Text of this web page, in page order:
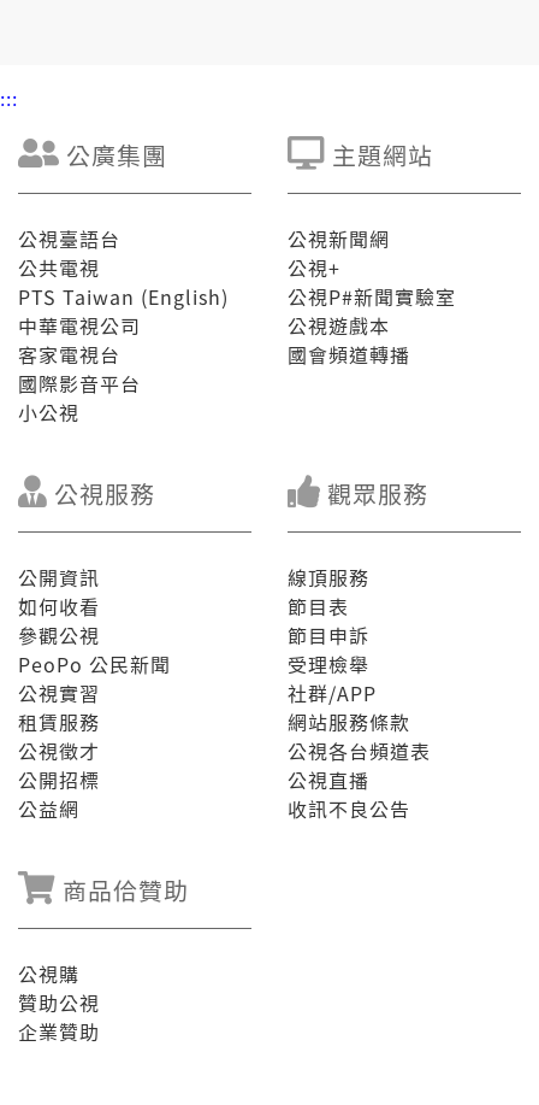
:::
公廣集團
公視臺語台
公共電視
PTS Taiwan (English)
中華電視公司
客家電視台
國際影音平台
小公視
主題網站
公視新聞網
公視+
公視P#新聞實驗室
公視遊戲本
國會頻道轉播
公視服務
公開資訊
如何收看
參觀公視
PeoPo 公民新聞
公視實習
租賃服務
公視徵才
公開招標
公益網
觀眾服務
線頂服務
節目表
節目申訴
受理檢舉
社群/APP
網站服務條款
公視各台頻道表
公視直播
收訊不良公告
商品佮贊助
公視購
贊助公視
企業贊助